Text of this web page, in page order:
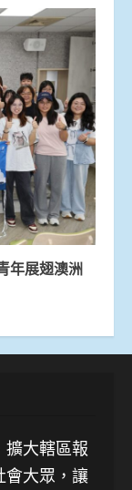
年展翅澳洲
擴大轄區報
會大眾，讓